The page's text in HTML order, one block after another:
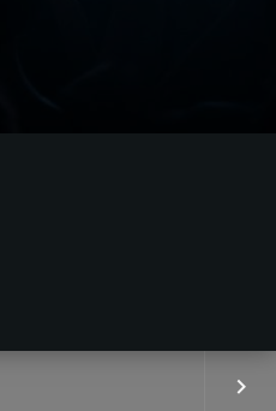
keyboard_arrow_right